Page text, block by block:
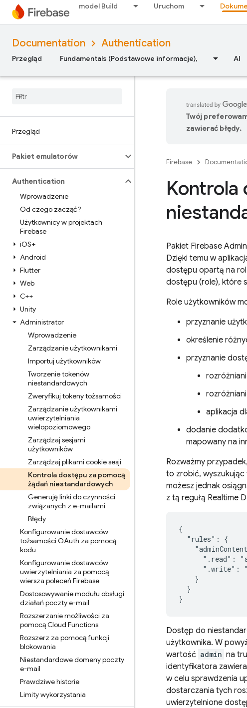
model Build Uruchom
Documentation Authentication
Przegląd Fundamentals (Podstawowe informacje), AI
Przegląd
Pakiet emulatorów
Authentication
Wprowadzenie
Od czego zacząć?
Użytkownicy w projektach
Firebase
iOS+
Android
Flutter
Web
C++
Unity
Administrator
Wprowadzenie
Zarządzanie użytkownikami
Importuj użytkowników
Tworzenie tokenów
niestandardowych
Zweryfikuj tokeny tożsamości
Zarządzanie użytkownikami
uwierzytelniania
wielopoziomowego
Zarządzaj sesjami
użytkowników
Zarządzaj plikami cookie sesji
Kontrola dostępu za pomocą
żądań niestandardowych
Generuję linki do czynności
związanych z e-mailami
Błędy
Konfigurowanie dostawców
tożsamości OAuth za pomocą
kodu
Konfigurowanie dostawców
uwierzytelniania za pomocą
wiersza poleceń Firebase
Dostosowywanie modułu obsługi
działań poczty e-mail
Rozszerzanie możliwości za
pomocą Cloud Functions
Rozszerz za pomocą funkcji
blokowania
Niestandardowe domeny poczty
e-mail
Prawdziwe historie
Limity wykorzystania
Twój
zawierać błędy.
Firebase
Kontrola
Pakiet Firebase
Dzięki temu w
dostępu opartą na
dostępu (role), które
Role użytkowników
przyznanie
określenie
przyznanie
aplikacja
dodanie
mapowany na
Rozważmy
to zrobić, wyszukując
możesz jednak
z tą regułą Realtime
{
  "rules": {
".read":
".write":
    }
  }
Dostęp do
użytkownika. W
wartość admin na
identyfikatora
w celu sprawdzenia
dostarczania tych
uwierzytelnione